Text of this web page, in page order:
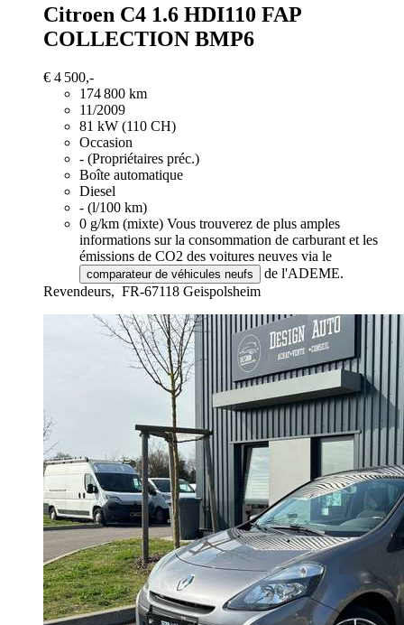
Citroen C4 1.6 HDI110 FAP
COLLECTION BMP6
€ 4 500,-
174 800 km
11/2009
81 kW (110 CH)
Occasion
- (Propriétaires préc.)
Boîte automatique
Diesel
- (l/100 km)
0 g/km (mixte) Vous trouverez de plus amples
informations sur la consommation de carburant et les
émissions de CO2 des voitures neuves via le
comparateur de véhicules neufs
de l'ADEME.
Revendeurs, FR-67118 Geispolsheim